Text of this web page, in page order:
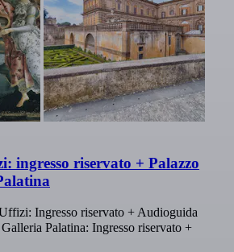
ingresso riservato + Palazzo
Ingresso riservato + Audioguida
Palatina: Ingresso riservato +